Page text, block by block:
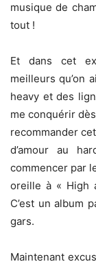
musique de
tout !
Et dans cet
meilleurs qu’on
heavy et des
me conquérir
recommander
d’amour au
commencer par
oreille à « High
C’est un album
gars.
Maintenant